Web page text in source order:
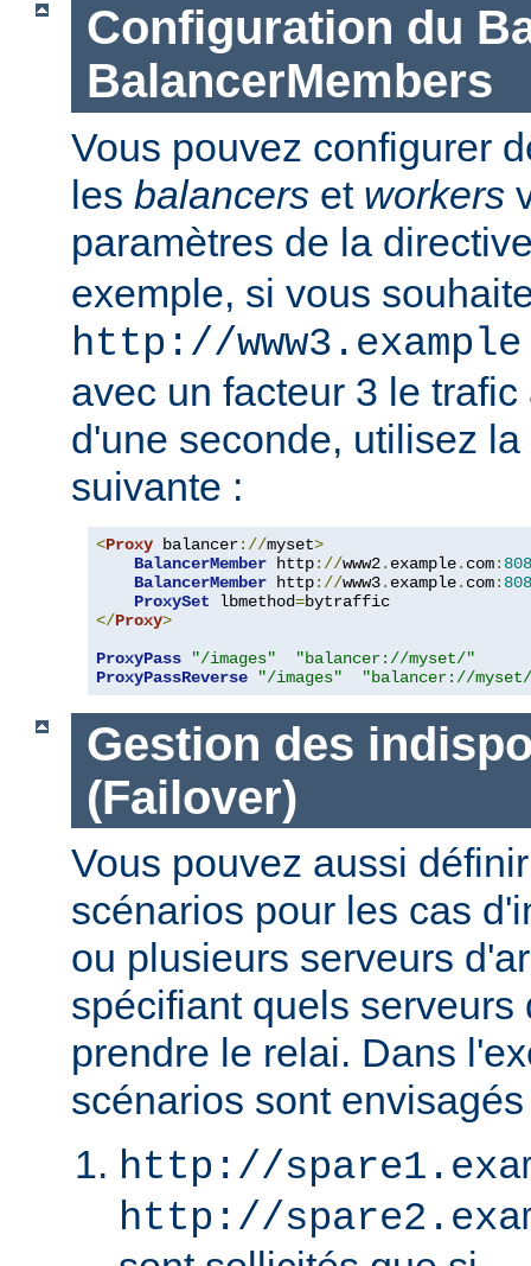
Configuration du
BalancerMembers
Vous pouvez configurer
les balancers et workers
paramètres de la
exemple, si vous
http://
avec un facteur 3 le
d'une seconde, utilisez
suivante :
<Proxy balancer://myset>
BalancerMember http://www2. example. com:
BalancerMember http://www3. example. com:
ProxySet lbmethod=
</Proxy>
ProxyPass
"/images"
"balancer://myset/"
ProxyPassReverse
"/images" "balancer://
Gestion des
(Failover)
Vous pouvez aussi
scénarios pour les cas
ou plusieurs serveurs
spécifiant quels serveurs
prendre le relai. Dans
scénarios sont
http://
http://